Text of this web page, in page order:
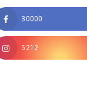
30000
5212